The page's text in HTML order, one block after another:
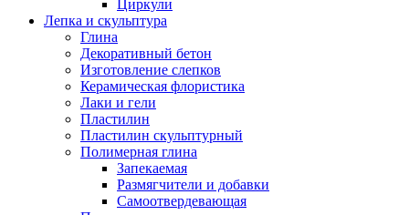
Циркули
Лепка и скульптура
Глина
Декоративный бетон
Изготовление слепков
Керамическая флористика
Лаки и гели
Пластилин
Пластилин скульптурный
Полимерная глина
Запекаемая
Размягчители и добавки
Самоотвердевающая